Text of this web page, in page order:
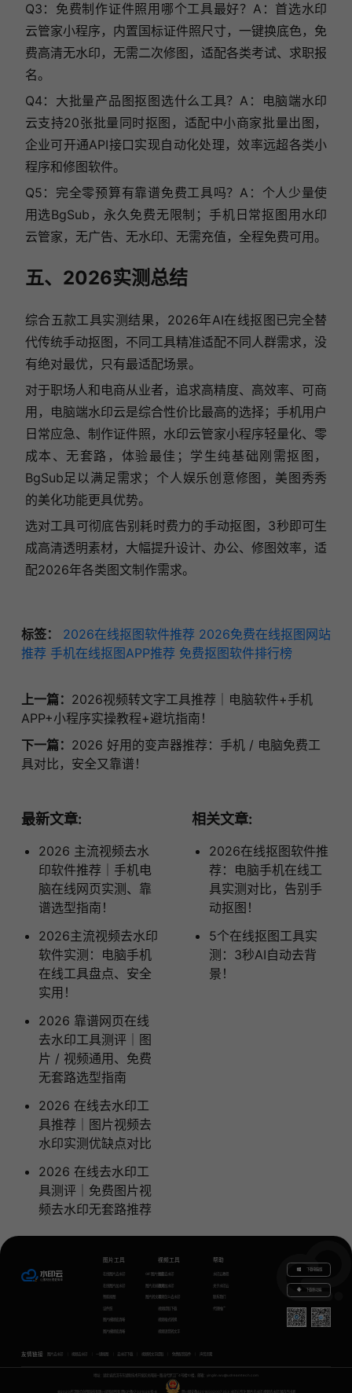
Q3：免费制作证件照用哪个工具最好？A：首选水印
云管家小程序，内置国标证件照尺寸，一键换底色，免
费高清无水印，无需二次修图，适配各类考试、求职报
名。
Q4：大批量产品图抠图选什么工具？A：电脑端水印
云支持20张批量同时抠图，适配中小商家批量出图，
企业可开通API接口实现自动化处理，效率远超各类小
程序和修图软件。
Q5：完全零预算有靠谱免费工具吗？A：个人少量使
用选BgSub，永久免费无限制；手机日常抠图用水印
云管家，无广告、无水印、无需充值，全程免费可用。
五、2026实测总结
综合五款工具实测结果，2026年AI在线抠图已完全替
代传统手动抠图，不同工具精准适配不同人群需求，没
有绝对最优，只有最适配场景。
对于职场人和电商从业者，追求高精度、高效率、可商
用，电脑端水印云是综合性价比最高的选择；手机用户
日常应急、制作证件照，水印云管家小程序轻量化、零
成本、无套路，体验最佳；学生纯基础刚需抠图，
BgSub足以满足需求；个人娱乐创意修图，美图秀秀
的美化功能更具优势。
选对工具可彻底告别耗时费力的手动抠图，3秒即可生
成高清透明素材，大幅提升设计、办公、修图效率，适
配2026年各类图文制作需求。
标签： 2026在线抠图软件推荐 2026免费在线抠图网站
推荐 手机在线抠图APP推荐 免费抠图软件排行榜
上一篇： 2026视频转文字工具推荐｜电脑软件+手机
APP+小程序实操教程+避坑指南！
下一篇： 2026 好用的变声器推荐：手机 / 电脑免费工
具对比，安全又靠谱！
最新文章:
2026 主流视频去水
印软件推荐｜手机电
脑在线网页实测、靠
谱选型指南！
2026主流视频去水印
软件实测：电脑手机
在线工具盘点、安全
实用！
2026 靠谱网页在线
去水印工具测评｜图
片 / 视频通用、免费
无套路选型指南
2026 在线去水印工
具推荐｜图片视频去
水印实测优缺点对比
2026 在线去水印工
具测评｜免费图片视
频去水印无套路推荐
相关文章:
2026在线抠图软件推
荐：电脑手机在线工
具实测对比，告别手
动抠图！
5个在线抠图工具实
测：3秒AI自动去背
景！
图片工具
在线图片去水印
在线图片加水印
智能抠图
证件照
图片模糊变清晰
图片模糊变清晰
GIF图片生成
图片无损放大
图片转文字
视频工具
视频去水印
视频加水印
视频怎么去水印
视频提取下载
视频格式转换
视频语音转文字
帮助
水印云教程
关于水印云
联系我们
代理推广
下载电脑版
下载移动端
友情链接 图片去水印 视频去水印 一键抠图 去水印下载 视频转文字提取 免费配音软件
地址：湖北省武汉市东湖新技术开发区关南园一路当代梦工厂4号楼10楼，邮箱：yinglin.wu@udreamtech.com
©2020武汉联合创想科技有限公司版权所有 鄂ICP备17031026号-8 鄂公网安备42018502007353 水印云专注 图片去水印 视频去水印 国内杰出者